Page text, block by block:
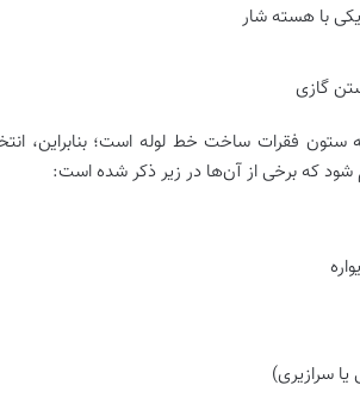
با هسته شار
گازی
ستون فقرات ساخت خط لوله است؛ بنابراین،
شود که برخی از آن‌ها در زیر ذکر شده است:
سرازیری)